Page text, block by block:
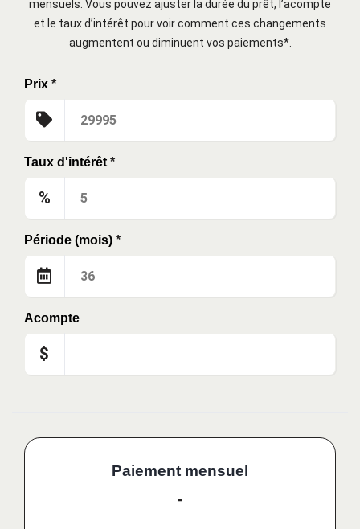
mensuels. Vous pouvez ajuster la durée du prêt, l’acompte
et le taux d’intérêt pour voir comment ces changements
augmentent ou diminuent vos paiements*.
Prix *
Taux d'intérêt *
%
Période (mois) *
Acompte
$
Paiement mensuel
-